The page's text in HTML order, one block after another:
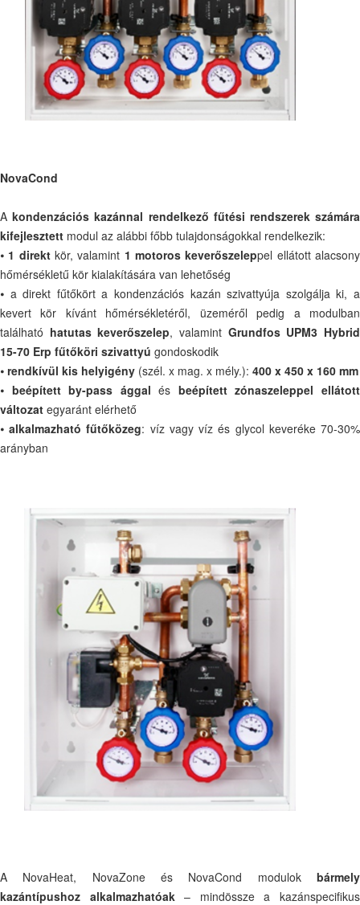
NovaCond
Akondenzációs kazánnal rendelkező fűtési rendszerek számára
kifejlesztett modul az alábbi főbb tulajdonságokkal rendelkezik:
⦁ 1 direktkör, valamint 1 motoros keverőszeleppel ellátott alacsony
hőmérsékletű kör kialakítására van lehetőség
⦁ a direkt fűtőkört a kondenzációs kazán szivattyúja szolgálja ki, a
kevert kör kívánt hőmérsékletéről, üzeméről pedig a modulban
található hatutas keverőszelep, valamint Grundfos UPM3 Hybrid
15-70 Erp fűtőköri szivattyú gondoskodik
⦁ rendkívül kis helyigény (szél. x mag. x mély.): 400 x 450 x 160 mm
⦁ beépített by-pass ággal és beépített zónaszeleppel ellátott
változat egyaránt elérhető
⦁alkalmazható fűtőközeg: víz vagy víz és glycol keveréke 70-30%
arányban
A NovaHeat, NovaZone és NovaCond modulok bármely
kazántípushoz alkalmazhatóak– mindössze a kazánspecifikus